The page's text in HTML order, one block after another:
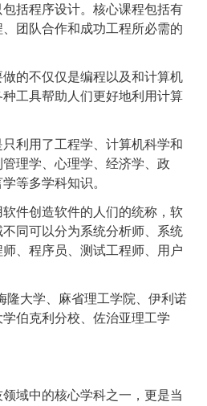
括程序设计。核心课程包括有
团队合作和成功工程所必需的
不仅仅是编程以及和计算机
工具帮助人们更好地利用计算
用了工程学、计算机科学和
理学、心理学、经济学、政
等多学科知识。
创造软件的人们的统称，软
同可以分为系统分析师、系统
、程序员、测试工程师、用户
大学、麻省理工学院、伊利诺
伯克利分校、佐治亚理工学
中的核心学科之一，更是当